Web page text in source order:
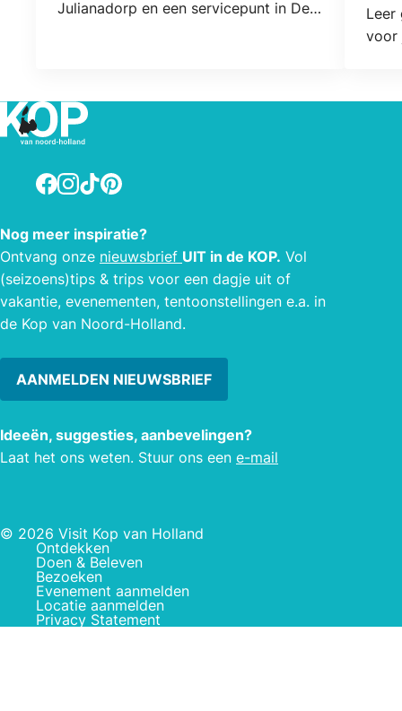
Julianadorp en een servicepunt in De
Leer
voor
Facebook
Instagram
TikTokPinterest
Nog meer inspiratie?
Ontvang onze nieuwsbrief UIT in de KOP. Vol
(seizoens)tips & trips voor een dagje uit of
vakantie, evenementen, tentoonstellingen e.a. in
de Kop van Noord-Holland.
AANMELDEN NIEUWSBRIEF
Ideeën, suggesties, aanbevelingen?
Laat het ons weten. Stuur ons een e-mail
© 2026 Visit Kop van Holland
Ontdekken
Doen & Beleven
Bezoeken
Evenement aanmelden
Locatie aanmelden
Privacy Statement